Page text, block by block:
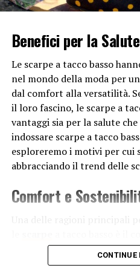
Un altro motivo per cui la
tendenze della moda. I
interpretazioni uniche delle
influenzando così gli stili e
consumatori in tutto il
audaci presentate durante
designer e influenzano la
di massa e l’industria
Infine, a Milano c’è la
un’opportunità per
c’è stato un aumento
promuovere un’immagine
rappresentativa della
Benefici per la
Le scarpe a tacco basso
nel mondo della moda per
dal comfort alla versatilità.
il loro fascino, le scarpe a
vantaggi sia per la salute
indossare scarpe a tacco
esploreremo i motivi per cui
abbracciando il trend delle
Comfort e
i tacchi alti possono essere
lunghe distanze può essere
CONTINUE